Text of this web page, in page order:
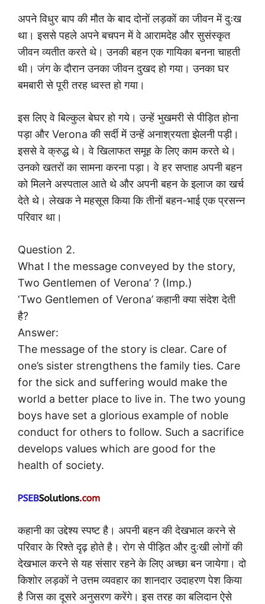
अपने विधुर बाप की मौत के बाद दोनों लड़कों का जीवन में दुःख
था। इससे पहले अपने बचपन में वे आरामदेह और सुसंस्कृत
जीवन व्यतीत करते थे। उनकी बहन एक गायिका बनना चाहती
थी। जंग के दौरान उनका जीवन दुखद हो गया। उनका घर
बमबारी से पूरी तरह ध्वस्त हो गया।
इस लिए वे बिल्कुल बेघर हो गये। उन्हें भुखमरी से पीड़ित होना
पड़ा और Verona की सर्दी में उन्हें अनाश्रयता झेलनी पड़ी।
इससे वे क्रुद्ध थे। वे खिलाफत समूह के लिए काम करते थे।
उनको खतरों का सामना करना पड़ा। वे हर सप्ताह अपनी बहन
को मिलने अस्पताल आते थे और अपनी बहन के इलाज का खर्च
देते थे। लेखक ने महसूस किया कि तीनों बहन-भाई एक प्रसन्न
परिवार था।
Question 2.
What I the message conveyed by the story,
Two Gentlemen of Verona’ ? (Imp.)
‘Two Gentlemen of Verona’ कहानी क्या संदेश देती
है?
Answer:
The message of the story is clear. Care of
one’s sister strengthens the family ties. Care
for the sick and suffering would make the
world a better place to live in. The two young
boys have set a glorious example of noble
conduct for others to follow. Such a sacrifice
develops values which are good for the
health of society.
कहानी का उद्देश्य स्पष्ट है। अपनी बहन की देखभाल करने से
परिवार के रिश्ते दृढ़ होते है। रोग से पीड़ित और दुःखी लोगों की
देखभाल करने से यह संसार रहने के लिए अच्छा बन जायेगा। दो
किशोर लड़कों ने उत्तम व्यवहार का शानदार उदाहरण पेश किया
है जिस का दूसरे अनुसरण करेंगे। इस तरह का बलिदान ऐसे